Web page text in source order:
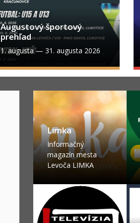
Augustový športový
prehľad
1. augusta— 31. augusta 2026
Limka
Informačný
magazín mesta
Levoča LIMKA